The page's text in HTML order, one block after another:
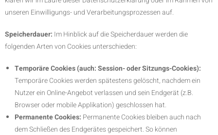
unseren Einwilligungs- und Verarbeitungsprozessen auf.
Speicherdauer: Im Hinblick auf die Speicherdauer werden die
folgenden Arten von Cookies unterschieden:
Temporäre Cookies (auch: Session- oder Sitzungs-Cookies):
Temporäre Cookies werden spätestens gelöscht, nachdem ein
Nutzer ein Online-Angebot verlassen und sein Endgerät (z.B.
Browser oder mobile Applikation) geschlossen hat.
Permanente Cookies: Permanente Cookies bleiben auch nach
dem Schließen des Endgerätes gespeichert. So können